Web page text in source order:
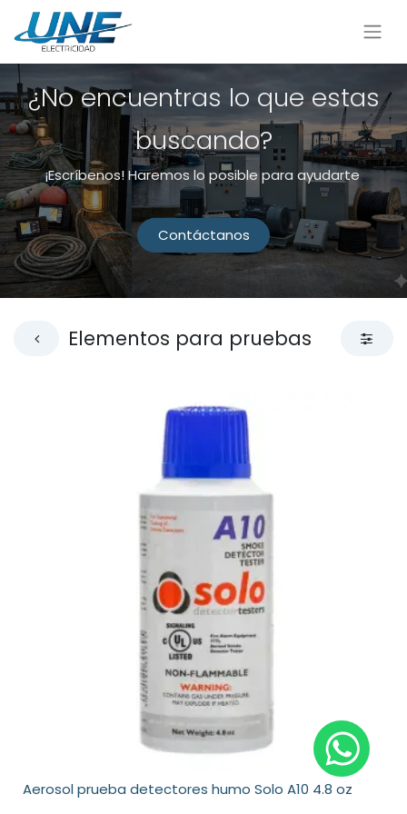
¿No encuentras lo que estas
buscando?
¡Escríbenos! Haremos lo posible para ayudarte
Contáctanos
Elementos para pruebas
Aerosol prueba detectores humo Solo A10 4.8 oz